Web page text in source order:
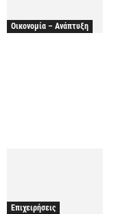
Οικονομία – Ανάπτυξη
Επιχειρήσεις